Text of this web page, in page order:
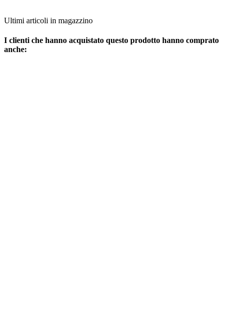
Ultimi articoli in magazzino
I clienti che hanno acquistato questo prodotto hanno comprato
anche: